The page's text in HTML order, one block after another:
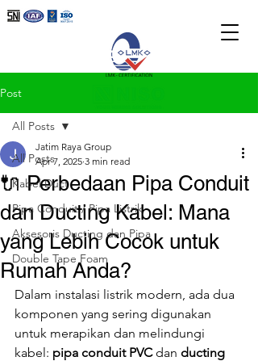
Post
All Posts
Kabel Duct
Pipa Conduit / Pipa Listrik
Aksesoris Ducting dan Pipa
Double Tape Foam
All Posts
🔌 Perbedaan Pipa Conduit
dan Ducting Kabel: Mana
yang Lebih Cocok untuk
Rumah Anda?
Jatim Raya Group
Apr 7, 2025 3 min read
Dalam instalasi listrik modern, ada dua
komponen yang sering digunakan
untuk merapikan dan melindungi
kabel: pipa conduit PVC dan ducting